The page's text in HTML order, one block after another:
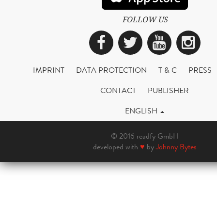
FOLLOW US
Facebook
Twitter
IMPRINT DATA PROTECTION T & C
PRESS
CONTACT
PUBLISHER
ENGLISH
© 2016 readfy GmbH
developed with ♥ byJohnny Bytes